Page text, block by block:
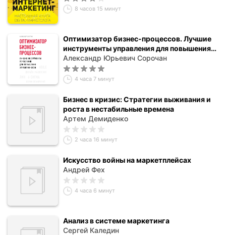
8 часов 15 минут
Оптимизатор бизнес-процессов. Лучшие
инструменты управления для повышения
эффективности
Александр Юрьевич Сорочан
4 часа 7 минут
Бизнес в кризис: Стратегии выживания и
роста в нестабильные времена
Артем Демиденко
2 часа 16 минут
Искусство войны на маркетплейсах
Андрей Фех
4 часа 6 минут
Анализ в системе маркетинга
Сергей Каледин